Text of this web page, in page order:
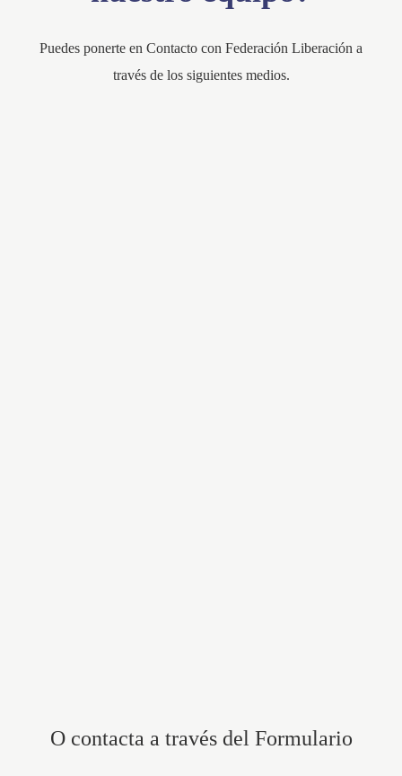
Puedes ponerte en Contacto con Federación Liberación a
través de los siguientes medios.
O contacta a través del Formulario